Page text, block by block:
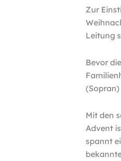
Zur
Leitung
Bevor
Mit den
Advent
spannt